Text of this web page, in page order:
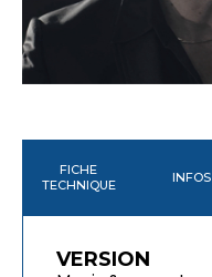
FICHE
TECHNIQUE
INFOS
VERSION